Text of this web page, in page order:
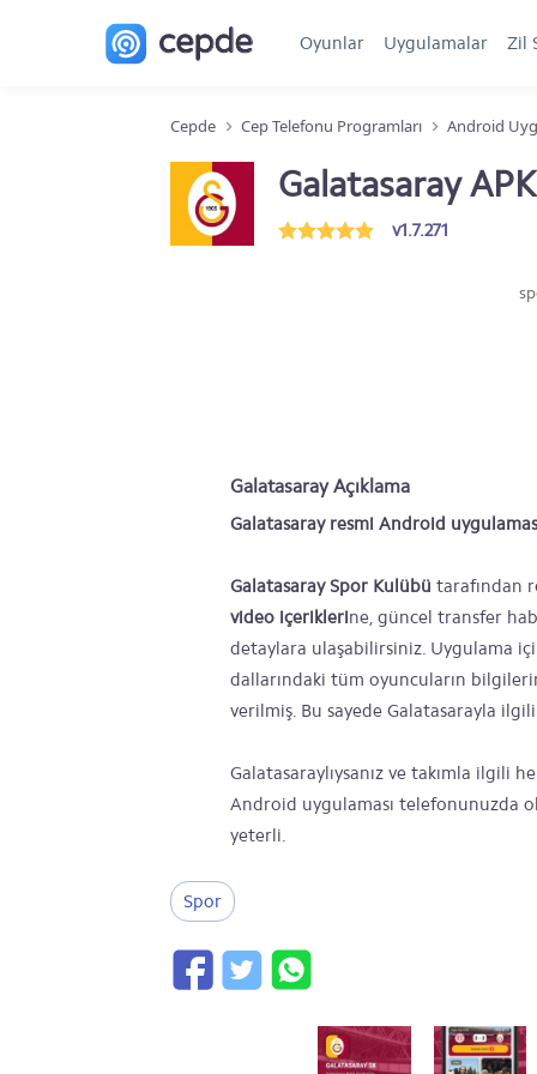
Oyunlar Uygulamalar Zil
Cepde Cep Telefonu Programları Android
Galatasaray APK
v1.7.271
Galatasaray Açıklama
Galatasaray resmi Android
Galatasaray Spor Kulübü tarafından
video içeriklerine, güncel transfer
detaylara ulaşabilirsiniz. Uygulama
dallarındaki tüm oyuncuların
verilmiş. Bu sayede Galatasarayla
Galatasaraylıysanız ve takımla ilgili
Android uygulaması telefonunuzda
yeterli.
Spor